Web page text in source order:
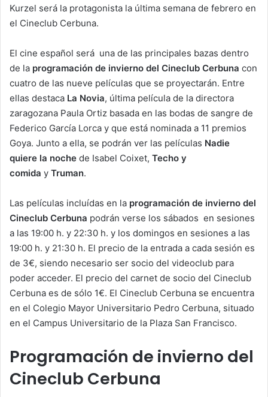
Kurzel será la protagonista la última semana de febrero en
el Cineclub Cerbuna.
El cine español será una de las principales bazas dentro
de la programación de invierno del Cineclub Cerbuna con
cuatro de las nueve películas que se proyectarán. Entre
ellas destaca La Novia, última película de la directora
zaragozana Paula Ortiz basada en las bodas de sangre de
Federico García Lorca y que está nominada a 11 premios
Goya. Junto a ella, se podrán ver las películas Nadie
quiere la noche de Isabel Coixet, Techo y
comida y Truman.
Las películas incluídas en la programación de invierno del
Cineclub Cerbuna podrán verse los sábados en sesiones
a las 19:00 h. y 22:30 h. y los domingos en sesiones a las
19:00 h. y 21:30 h. El precio de la entrada a cada sesión es
de 3€, siendo necesario ser socio del videoclub para
poder acceder. El precio del carnet de socio del Cineclub
Cerbuna es de sólo 1€. El Cineclub Cerbuna se encuentra
en el Colegio Mayor Universitario Pedro Cerbuna, situado
en el Campus Universitario de la Plaza San Francisco.
Programación de invierno del
Cineclub Cerbuna